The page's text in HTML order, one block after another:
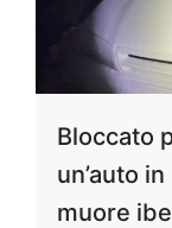
Bloccato
un’auto
muore